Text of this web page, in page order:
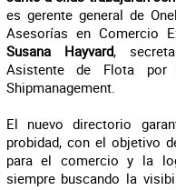
es gerente general de
Asesorías en Comercio
Susana Hayvard,
Asistente de Flota
Shipmanagement.
El nuevo directorio
probidad, con el objetivo
para el comercio y la
siempre buscando la